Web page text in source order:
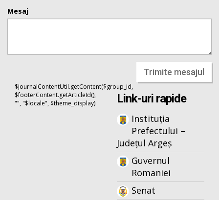
Mesaj
Trimite mesajul
$journalContentUtil.getContent($group_id,
$footerContent.getArticleId(),
"", "$locale", $theme_display)
Link-uri rapide
Instituția
Prefectului –
Județul Argeș
Guvernul
Romaniei
Senat